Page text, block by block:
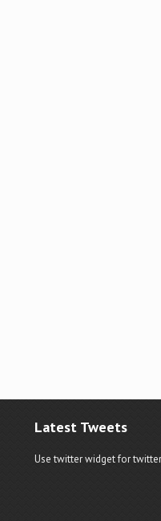
Latest Tweets
Use twitter widget for